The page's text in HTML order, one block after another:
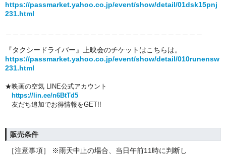
https://passmarket.yahoo.co.jp/event/show/detail/01dsk15pnj
231.html
『タクシードライバー』上映会のチケットはこちらは。
https://passmarket.yahoo.co.jp/event/show/detail/010runensw
231.html
★映画の空気 LINE公式アカウント
https://lin.ee/n6BtTd5
友だち追加でお得情報をGET!!
販売条件
［注意事項］ ※雨天中止の場合、当日午前11時に判断し